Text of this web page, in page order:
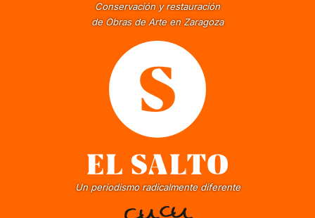
Conservación y restauración
de Obras de Arte en Zaragoza
Un periodismo radicalmente diferente